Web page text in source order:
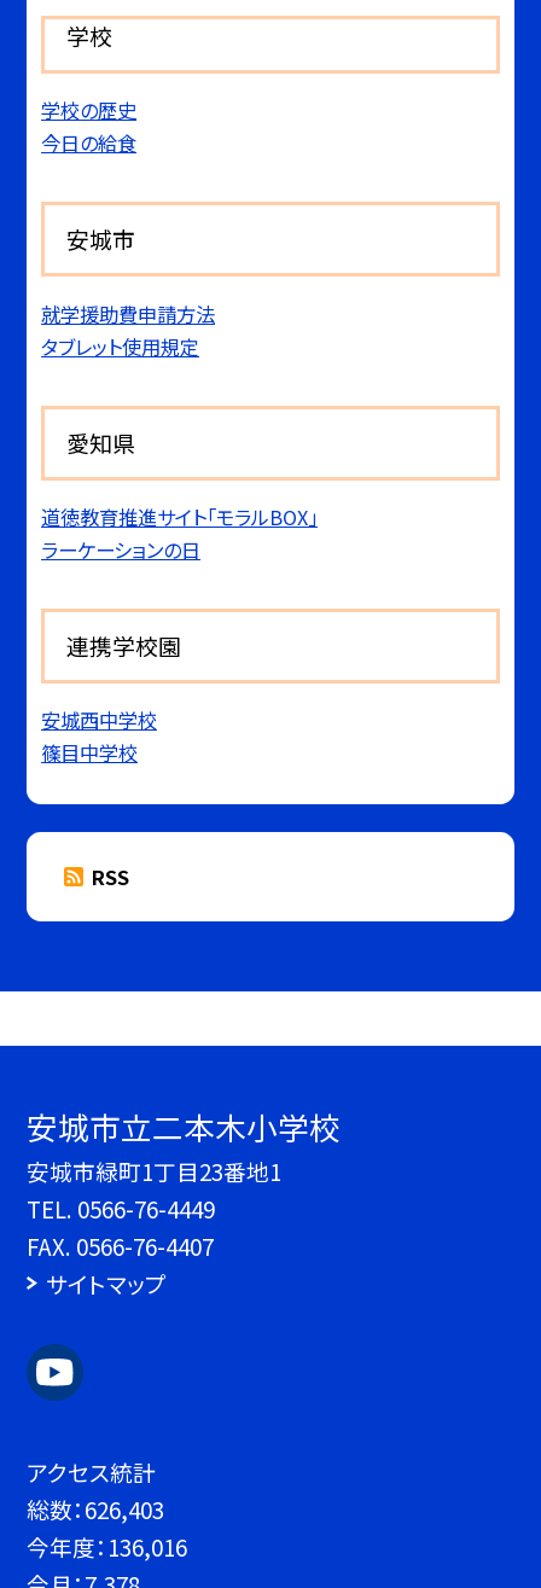
学校
学校の歴史
今日の給食
安城市
就学援助費申請方法
タブレット使用規定
愛知県
道徳教育推進サイト「モラルBOX」
ラーケーションの日
連携学校園
安城西中学校
篠目中学校
RSS
安城市立二本木小学校
安城市緑町1丁目23番地1
TEL. 0566-76-4449
FAX. 0566-76-4407
サイトマップ
アクセス統計
総数：626,403
今年度： 136,016